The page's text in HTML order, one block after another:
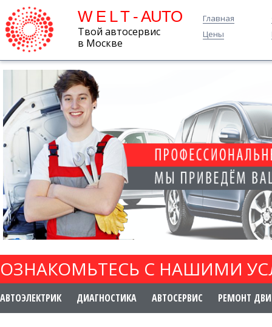
W E L T - AUTO
Твой автосервис
в Москве
Главная
Цены
ОЗНАКОМЬТЕСЬ С НАШИМИ
АВТОЭЛЕКТРИК ДИАГНОСТИКА АВТОСЕРВИС РЕМОНТ